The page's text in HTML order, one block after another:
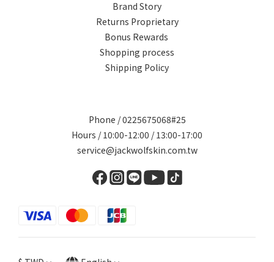
Brand Story
Returns Proprietary
Bonus Rewards
Shopping process
Shipping Policy
Phone / 0225675068#25
Hours / 10:00-12:00 / 13:00-17:00
service@jackwolfskin.com.tw